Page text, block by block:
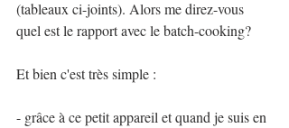
(tableaux ci-joints). Alors me direz-vous
quel est le rapport avec le batch-cooking?
Et bien c'est très simple :
- grâce à ce petit appareil et quand je suis en